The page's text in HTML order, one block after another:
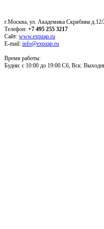
г.Москва, ул. Академика Скрябина
Телефон: +7 495 255 3217
Сайт: www.expzap.ru
E-mail: info@expzap.ru
Время работы:
Будни: c 10:00 до 19:00 Сб, Вск: